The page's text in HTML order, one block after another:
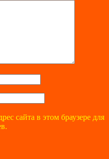
сайта в этом браузере для